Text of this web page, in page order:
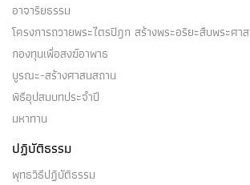
อาจาริยธรรม
โครงการถวายพระไตรปิฎก สร้างพระอริยะสืบพระศา
กองทุนเพื่อสงฆ์อาพาธ
บูรณะ-สร้างศาสนสถาน
พิธีอุปสมบทประจำปี
มหาทาน
ปฏิบัติธรรม
พุทธวิธีปฏิบัติธรรม